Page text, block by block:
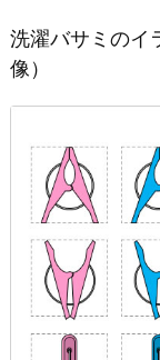
洗濯バサミのイ
像）